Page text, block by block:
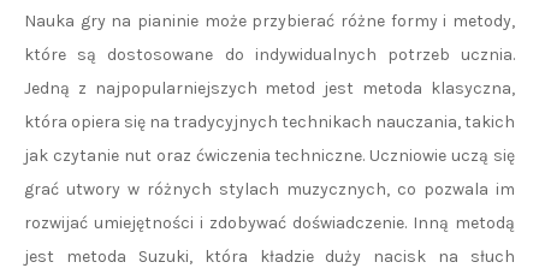
Nauka gry na pianinie może przybierać różne formy i metody,
które są dostosowane do indywidualnych potrzeb ucznia.
Jedną z najpopularniejszych metod jest metoda klasyczna,
która opiera się na tradycyjnych technikach nauczania, takich
jak czytanie nut oraz ćwiczenia techniczne. Uczniowie uczą się
grać utwory w różnych stylach muzycznych, co pozwala im
rozwijać umiejętności i zdobywać doświadczenie. Inną metodą
jest metoda Suzuki, która kładzie duży nacisk na słuch